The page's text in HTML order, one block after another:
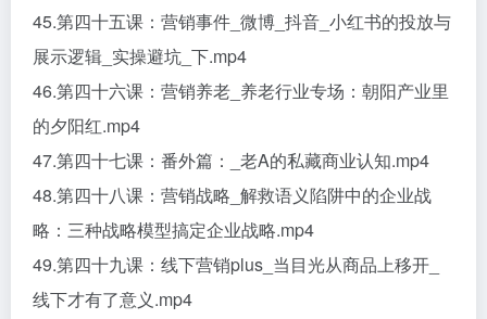
45.第四十五课：营销事件_微博_抖音_小红书的投放与
展示逻辑_实操避坑_下.mp4
46.第四十六课：营销养老_养老行业专场：朝阳产业里
的夕阳红.mp4
47.第四十七课：番外篇：_老A的私藏商业认知.mp4
48.第四十八课：营销战略_解救语义陷阱中的企业战
略：三种战略模型搞定企业战略.mp4
49.第四十九课：线下营销plus_当目光从商品上移开_
线下才有了意义.mp4